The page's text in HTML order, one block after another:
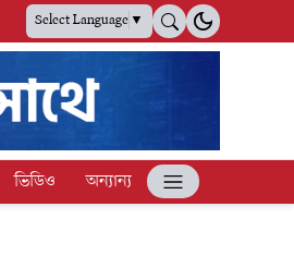
Select Language▼
ভিডিও অন্যান্য